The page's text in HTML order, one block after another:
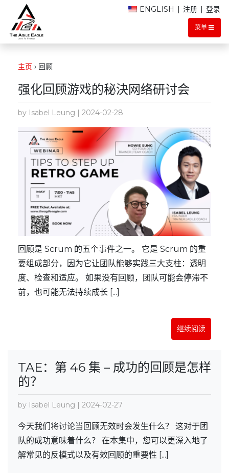
菜单
ENGLISH | 注册 | 登录
主页 › 回顾
强化回顾游戏的秘決网络研讨会
by Isabel Leung | 2024-02-28
回顾是 Scrum 的五个事件之一。 它是 Scrum 的重
要组成部分，因为它让团队能够实践三大支柱：透明
度、检查和适应。 如果没有回顾，团队可能会停滞不
前，也可能无法持续成长 [...]
继续阅读
TAE：第 46 集 – 成功的回顾是怎样
的？
by Isabel Leung | 2024-02-27
今天我们将讨论当回顾无效时会发生什么？ 这对于团
队的成功意味着什么？ 在本集中，您可以更深入地了
解常见的反模式以及有效回顾的重要性 [...]